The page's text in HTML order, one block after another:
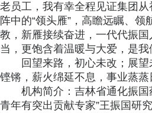
老员工，我有幸全程见证集团
阵中的“领头雁”，高瞻远瞩、
教，新雁接续奋进，一代代振
当，更饱含着温暖与大爱，是
回望来路，初心未改；展
铿锵，薪火绵延不息，事业蒸
机构简介：吉林省通化振
青年有突出贡献专家”王振国研